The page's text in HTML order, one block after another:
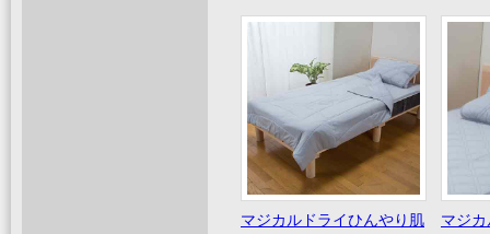
マジカルドライひんやり肌
マジ